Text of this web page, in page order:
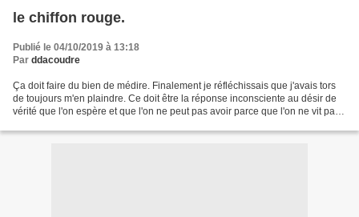
le chiffon rouge.
Publié le 04/10/2019 à 13:18
Par ddacoudre
Ça doit faire du bien de médire. Finalement je réfléchissais que j'avais tors
de toujours m'en plaindre. Ce doit être la réponse inconsciente au désir de
vérité que l'on espère et que l'on ne peut pas avoir parce que l'on ne vit pas